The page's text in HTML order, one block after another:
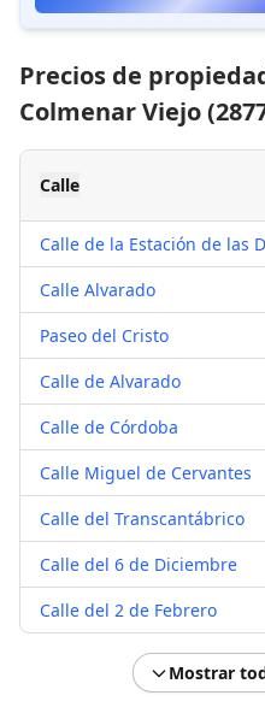
Precios de
Colmenar Viejo
Calle
Calle de la Estación de las
Calle Alvarado
Paseo del Cristo
Calle de Alvarado
Calle de Córdoba
Calle Miguel de Cervantes
Calle del Transcantábrico
Calle del 6 de Diciembre
Calle del 2 de Febrero
Mostrar